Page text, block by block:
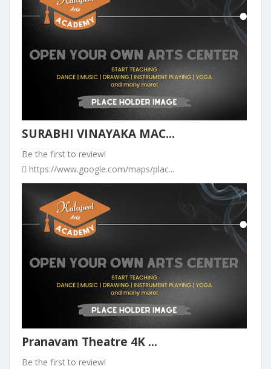
SURABHI VINAYAKA MAC...
Be the first to review!
https://www.google.com/maps/plac...
Pranavam Theatre 4K ...
Be the first to review!